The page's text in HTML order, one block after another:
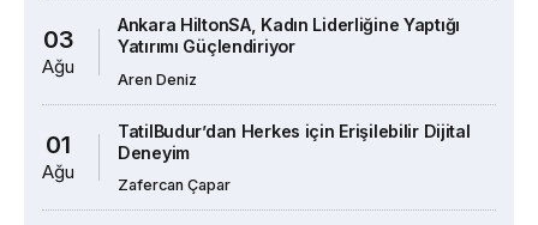
03
Ağu
Ankara HiltonSA, Kadın Liderliğine Yaptığı
Yatırımı Güçlendiriyor
Aren Deniz
01
Ağu
TatilBudur’dan Herkes için Erişilebilir Dijital
Deneyim
Zafercan Çapar